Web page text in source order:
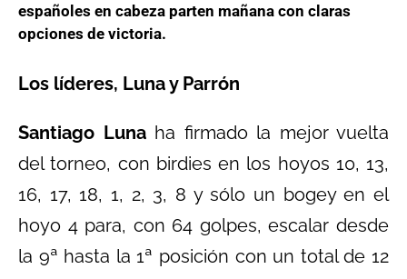
españoles en cabeza parten mañana con claras
opciones de victoria.
Los líderes, Luna y Parrón
Santiago Lunaha firmado la mejor vuelta
del torneo, con birdies en los hoyos 10, 13,
16, 17, 18, 1, 2, 3, 8 y sólo un bogey en el
hoyo 4 para, con 64 golpes, escalar desde
la 9ª hasta la 1ª posición con un total de 12